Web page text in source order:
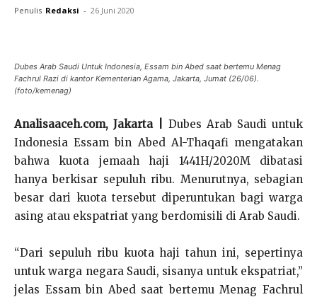
Penulis Redaksi - 26 Juni 2020
Dubes Arab Saudi Untuk Indonesia, Essam bin Abed saat bertemu Menag
Fachrul Razi di kantor Kementerian Agama, Jakarta, Jumat (26/06).
(foto/kemenag)
Analisaaceh.com, Jakarta |
Dubes Arab Saudi untuk
Indonesia Essam bin Abed Al-Thaqafi mengatakan
bahwa kuota jemaah haji 1441H/2020M dibatasi
hanya berkisar sepuluh ribu. Menurutnya, sebagian
besar dari kuota tersebut diperuntukan bagi warga
asing atau ekspatriat yang berdomisili di Arab Saudi.
“Dari sepuluh ribu kuota haji tahun ini, sepertinya
untuk warga negara Saudi, sisanya untuk ekspatriat,”
jelas Essam bin Abed saat bertemu Menag Fachrul